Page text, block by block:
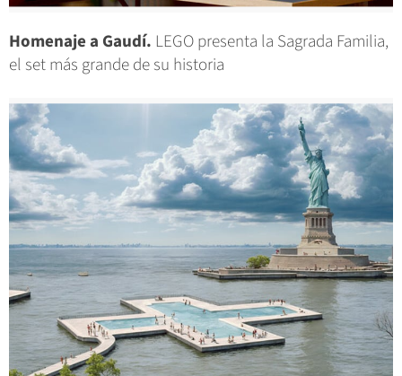
Homenaje a Gaudí. LEGO presenta la Sagrada Familia,
el set más grande de su historia